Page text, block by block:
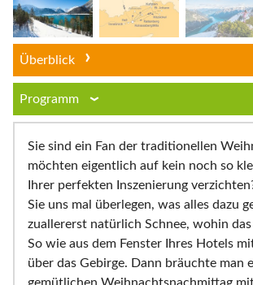
Überblick
Programm
Sie sind ein Fan der traditionellen
möchten eigentlich auf kein noch so
Ihrer perfekten Inszenierung
Sie uns mal überlegen, was alles dazu
zuallererst natürlich Schnee, wohin
So wie aus dem Fenster Ihres Hotels
über das Gebirge. Dann bräuchte man
gemütlichen Weihnachtsnachmittag